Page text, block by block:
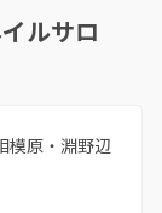
ルサロ
模原・淵野辺